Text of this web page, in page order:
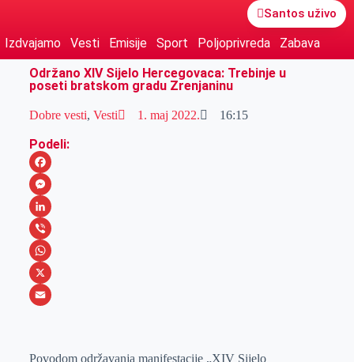
Santos uživo
Izdvajamo Vesti Emisije Sport Poljoprivreda
Zabava
Održano XIV Sijelo Hercegovaca: Trebinje u
poseti bratskom gradu Zrenjaninu
Dobre vesti, Vesti 1. maj 2022. 16:15
Podeli:
F
a
c
e
b
o
M
e
s
s
e
L
i
n
k
V
i
b
W
h
X
Povodom održavanja manifestacije „XIV Sijelo